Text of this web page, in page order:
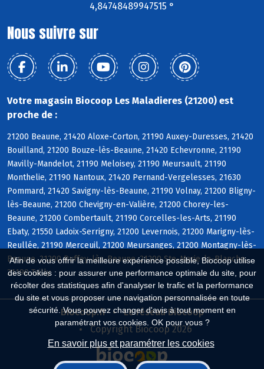
Afin de vous offrir la meilleure expérience possible, Biocoop utilise
des cookies : pour assurer une performance optimale du site, pour
récolter des statistiques afin d'analyser le trafic et la performance
du site et vous proposer une navigation personnalisée en toute
sécurité. Vous pouvez changer d'avis à tout moment en
paramétrant vos cookies. OK pour vous ?
En savoir plus et paramétrer les cookies
4,84748489947515 °
Nous suivre sur
Votre magasin Biocoop Les Maladieres (21200) est
proche de :
21200 Beaune, 21420 Aloxe-Corton, 21190 Auxey-Duresses, 21420
Bouilland, 21200 Bouze-lès-Beaune, 21420 Echevronne, 21190
Mavilly-Mandelot, 21190 Meloisey, 21190 Meursault, 21190
Monthelie, 21190 Nantoux, 21420 Pernand-Vergelesses, 21630
Pommard, 21420 Savigny-lès-Beaune, 21190 Volnay, 21200 Bligny-
lès-Beaune, 21200 Chevigny-en-Valière, 21200 Chorey-les-
Beaune, 21200 Combertault, 21190 Corcelles-les-Arts, 21190
Ebaty, 21550 Ladoix-Serrigny, 21200 Levernois, 21200 Marigny-lès-
Reullée, 21190 Merceuil, 21200 Meursanges, 21200 Montagny-lès-
Beaune, 21200 Ruffey-lès-Beaune, 21200 Ste-Marie-la-Blanche,
21190 Tailly
Biocoop.fr
Le réseau Biocoop
Copyright Biocoop 2026